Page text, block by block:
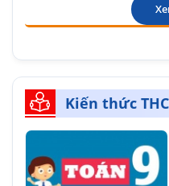
Kiến thức